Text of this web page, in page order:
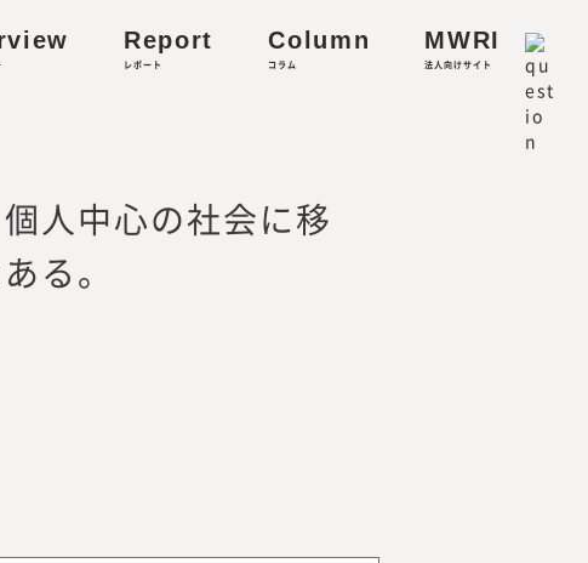
Report
レポート
Column
コラム
MWRI
法人向けサイト
人中心の社会に移
る。